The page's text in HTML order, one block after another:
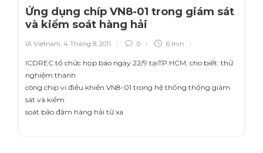
Ứng dụng chíp VN8-01 trong giám sát
và kiểm soát hàng hải
IA Vietnam, 4 Tháng 8, 2011 0 6 min
ICDREC tổ chức họp báo ngày 22/9 tạiTP.HCM, cho biết: thử
nghiệm thành
công chip vi điều khiển VN8-01 trong hệ thống thống giám
sát và kiểm
soát bảo đảm hàng hải từ xa